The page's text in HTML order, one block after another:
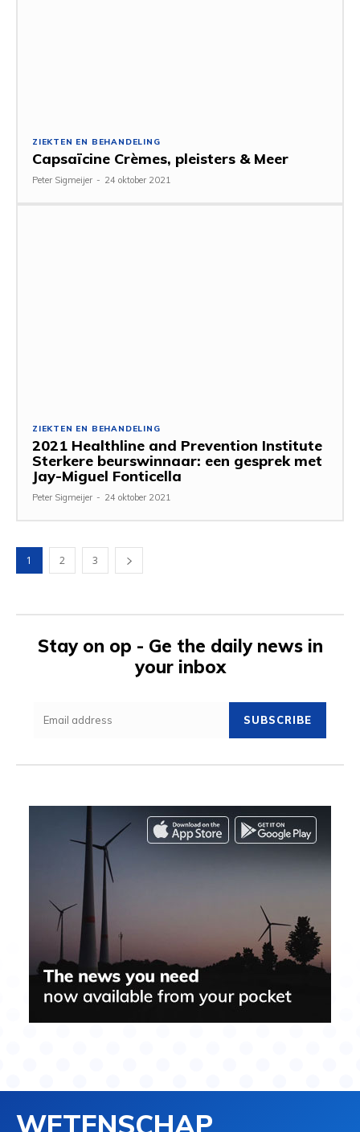
ZIEKTEN EN BEHANDELING
Capsaïcine Crèmes, pleisters & Meer
Peter Sigmeijer - 24 oktober 2021
ZIEKTEN EN BEHANDELING
2021 Healthline and Prevention Institute
Sterkere beurswinnaar: een gesprek met
Jay-Miguel Fonticella
Peter Sigmeijer - 24 oktober 2021
1 2 3
Stay on op - Ge the daily news in
your inbox
SUBSCRIBE